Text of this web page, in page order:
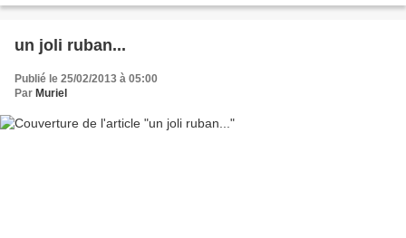
un joli ruban...
Publié le 25/02/2013 à 05:00
Par Muriel